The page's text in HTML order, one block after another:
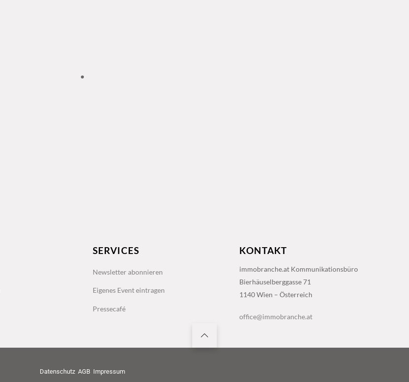
SERVICES
Newsletter abonnieren
Eigenes Event eintragen
Pressecafé
KONTAKT
immobranche.at Kommunikationsbüro
Bierhäuselberggasse 71
1140 Wien – Österreich
office@immobranche.at
Datenschutz AGB Impressum